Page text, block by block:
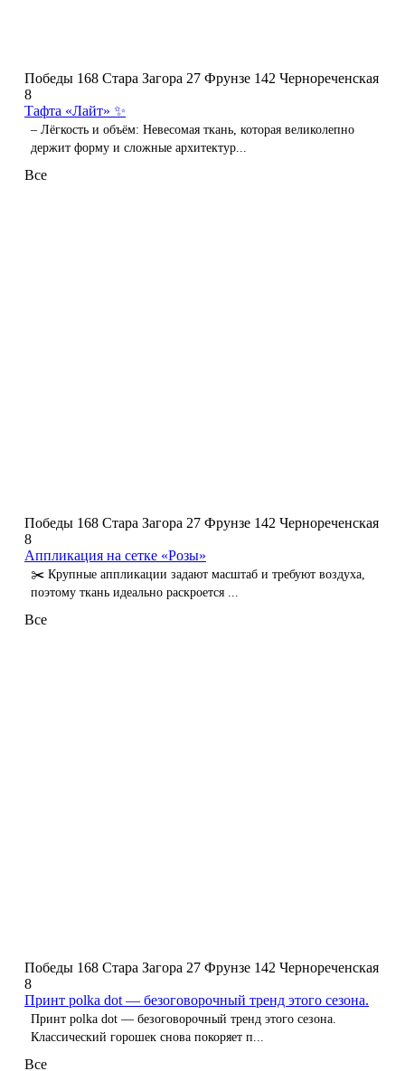
Победы 168 Стара Загора 27 Фрунзе 142 Чернореченская
8
Тафта «Лайт» ✨
– Лёгкость и объём: Невесомая ткань, которая великолепно
держит форму и сложные архитектур...
Все
Победы 168 Стара Загора 27 Фрунзе 142 Чернореченская
8
Аппликация на сетке «Розы»
✂️ Крупные аппликации задают масштаб и требуют воздуха,
поэтому ткань идеально раскроется ...
Все
Победы 168 Стара Загора 27 Фрунзе 142 Чернореченская
8
Принт polka dot — безоговорочный тренд этого сезона.
Принт polka dot — безоговорочный тренд этого сезона.
Классический горошек снова покоряет п...
Все